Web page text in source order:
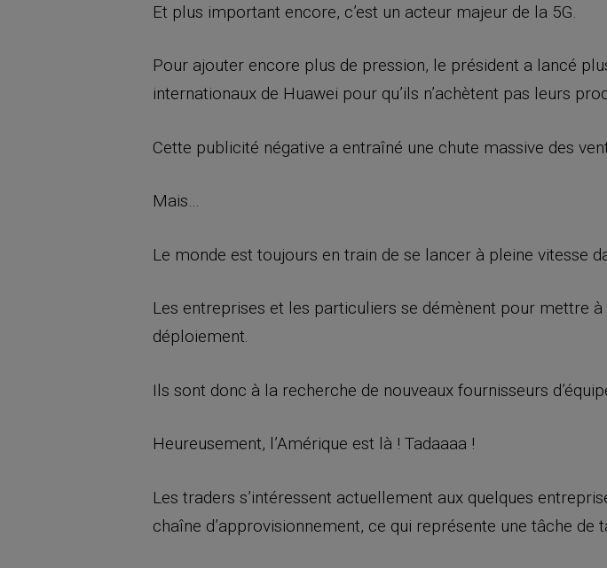
Et plus important encore, c’est un acteur majeur de la 5G.
Pour ajouter encore plus de pression, le président a lancé
internationaux de Huawei pour qu’ils n’achètent pas leurs
Cette publicité négative a entraîné une chute massive des
Mais…
Le monde est toujours en train de se lancer à pleine vitesse
Les entreprises et les particuliers se démènent pour mettre
déploiement.
Ils sont donc à la recherche de nouveaux fournisseurs
Heureusement, l’Amérique est là ! Tadaaaa !
Les traders s’intéressent actuellement aux quelques
chaîne d’approvisionnement, ce qui représente une tâche de